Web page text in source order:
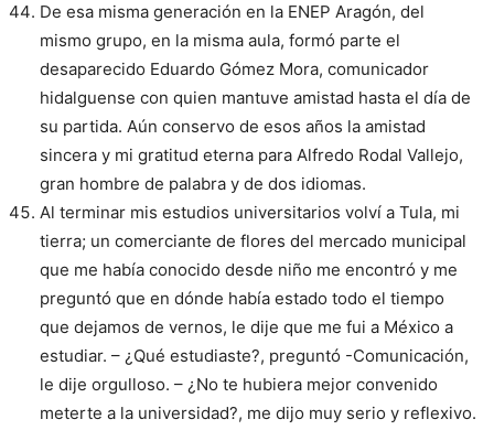
De esa misma generación en la ENEP Aragón, del
mismo grupo, en la misma aula, formó parte el
desaparecido Eduardo Gómez Mora, comunicador
hidalguense con quien mantuve amistad hasta el día de
su partida. Aún conservo de esos años la amistad
sincera y mi gratitud eterna para Alfredo Rodal Vallejo,
gran hombre de palabra y de dos idiomas.
Al terminar mis estudios universitarios volví a Tula, mi
tierra; un comerciante de flores del mercado municipal
que me había conocido desde niño me encontró y me
preguntó que en dónde había estado todo el tiempo
que dejamos de vernos, le dije que me fui a México a
estudiar. – ¿Qué estudiaste?, preguntó -Comunicación,
le dije orgulloso. – ¿No te hubiera mejor convenido
meterte a la universidad?, me dijo muy serio y reflexivo.